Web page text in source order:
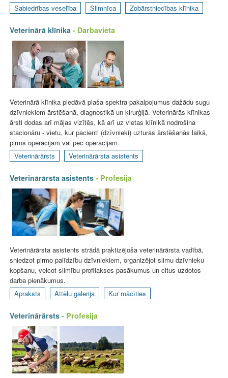
Sabiedrības veselība
Slimnīca Zobārstniecības klīnika
Veterinārā klīnika - Darbavieta
Veterinārā klīnika piedāvā plaša spektra pakalpojumus dažādu sugu
dzīvniekiem ārstēšanā, diagnostikā un ķirurģijā. Veterinārās klīnikas
ārsti dodas arī mājas vizītēs, kā arī uz vietas klīnikā nodrošina
stacionāru - vietu, kur pacienti (dzīvnieki) uzturas ārstēšanās laikā,
pirms operācijām vai pēc operācijām.
Veterinārārsts
Veterinārārsta asistents
Veterinārārsta asistents - Profesija
Veterinārārsta asistents strādā praktizējoša veterinārārsta vadībā,
sniedzot pirmo palīdzību dzīvniekiem, organizējot slimu dzīvnieku
kopšanu, veicot slimību profilakses pasākumus un citus uzdotos
darba pienākumus.
Apraksts
Attēlu galerija Kur mācīties
Veterinārārsts - Profesija